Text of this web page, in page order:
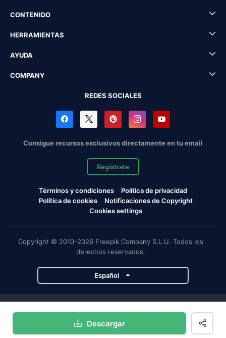
Descargar
CONTENIDO
HERRAMIENTAS
AYUDA
COMPANY
REDES SOCIALES
Consigue recursos exclusivos directamente en tu email
Regístrate
Términos y condiciones
Política de privacidad
Política de cookies
Notificaciones de Copyright
Cookies settings
Copyright © 2010-2026 Freepik Company S.L.U. Todos los
derechos reservados.
Español
Magnific Flaticon